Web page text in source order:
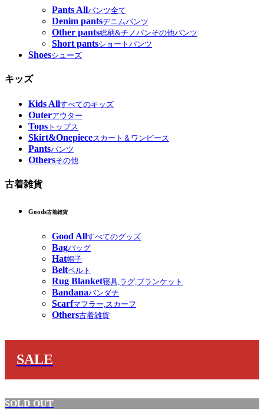
Pants Allパンツ全て
Denim pantsデニムパンツ
Other pants総柄&チノパンその他パンツ
Short pantsショートパンツ
Shoesシューズ
キッズ
Kids Allすべてのキッズ
Outerアウター
Tops トップス
Skirt&Onepieceスカート＆ワンピース
Pantsパンツ
Othersその他
古着雑貨
Goods古着雑貨
Good Allすべてのグッズ
Bagバッグ
Hat帽子
Beltベルト
Rug Blanket寝具,ラグ,ブランケット
Bandanaバンダナ
Scarfマフラー,スカーフ
Others古着雑貨
SALE
SOLD OUT